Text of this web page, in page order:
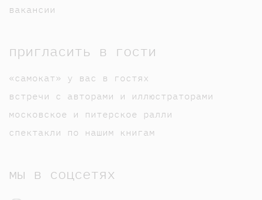
вакансии
пригласить в гости
«самокат» у вас в гостях
встречи с авторами и иллюстраторами
московское и питерское ралли
спектакли по нашим книгам
мы в соцсетях